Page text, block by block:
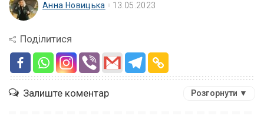
Анна Новицька 13.05.2023
Поділитися
Залиште коментар Розгорнути ▼